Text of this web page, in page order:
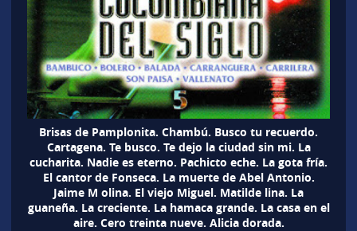
Brisas de Pamplonita. Chambú. Busco tu recuerdo.
Cartagena. Te busco. Te dejo la ciudad sin mi. La
cucharita. Nadie es eterno. Pachicto eche. La gota fría.
El cantor de Fonseca. La muerte de Abel Antonio.
Jaime M olina. El viejo Miguel. Matilde lina. La
guaneña. La creciente. La hamaca grande. La casa en el
aire. Cero treinta nueve. Alicia dorada.